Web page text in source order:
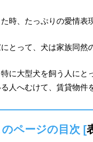
時、たっぷりの愛情表
とって、犬は家族同然
に大型犬を飼う人にと
人へむけて、賃貸物件
のページの目次 [